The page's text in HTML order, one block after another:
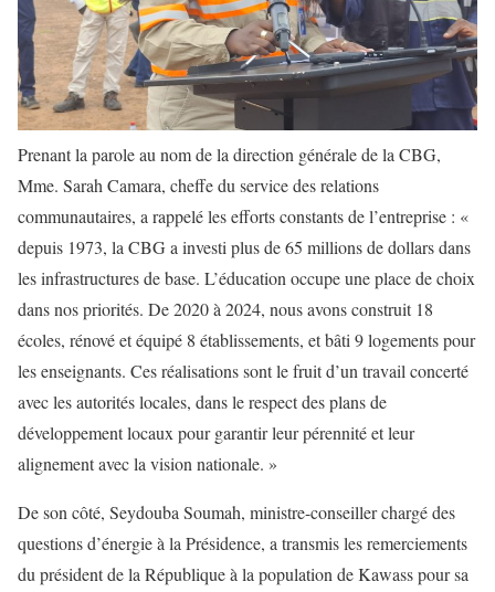
Prenant la parole au nom de la direction générale de la CBG,
Mme. Sarah Camara, cheffe du service des relations
communautaires, a rappelé les efforts constants de l’entreprise : «
depuis 1973, la CBG a investi plus de 65 millions de dollars dans
les infrastructures de base. L’éducation occupe une place de choix
dans nos priorités. De 2020 à 2024, nous avons construit 18
écoles, rénové et équipé 8 établissements, et bâti 9 logements pour
les enseignants. Ces réalisations sont le fruit d’un travail concerté
avec les autorités locales, dans le respect des plans de
développement locaux pour garantir leur pérennité et leur
alignement avec la vision nationale. »
De son côté, Seydouba Soumah, ministre-conseiller chargé des
questions d’énergie à la Présidence, a transmis les remerciements
du président de la République à la population de Kawass pour sa